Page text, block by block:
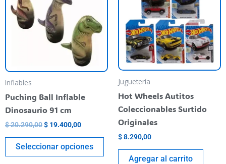
Inflables
Puching Ball Inflable
Dinosaurio 91 cm
$20.290,00
$ 20.290,00.
$ 19.400,00
Seleccionar opciones
variantes.
opciones
se
pueden
elegir
página
producto
Juguetería
Hot Wheels Autitos
Coleccionables Surtido
Originales
$8.290,00
Agregar al carrito